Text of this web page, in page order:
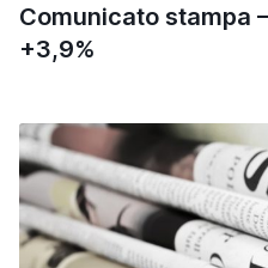
Comunicato stampa
+3,9%